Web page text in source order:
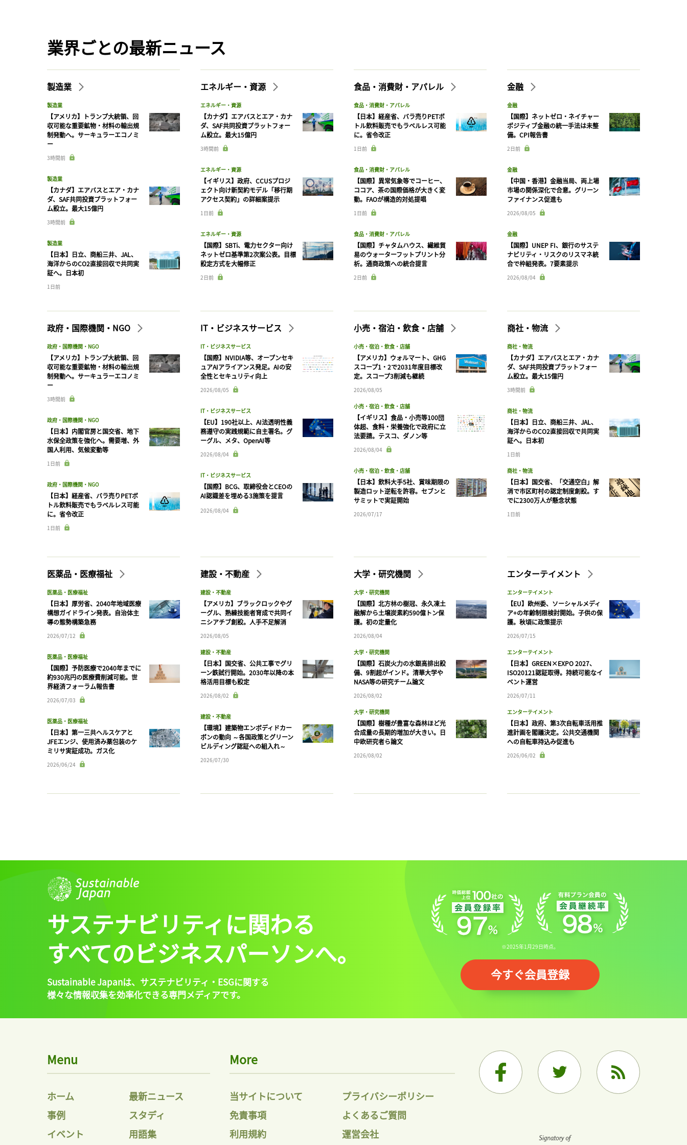
業界ごとの最新ニュース
製造業
製造業
【アメリカ】トランプ大統領、回
収可能な重要鉱物・材料の輸出規
制発動へ。サーキュラーエコノミ
ー
3時間前
製造業
【カナダ】エアバスとエア・カナ
ダ、SAF共同投資プラットフォー
ム設立。最大15億円
3時間前
製造業
【日本】日立、商船三井、JAL、
海洋からのCO2直接回収で共同実
証へ。日本初
1日前
エネルギー・資源
エネルギー・資源
【カナダ】エアバスとエア・カナ
ダ、SAF共同投資プラットフォー
ム設立。最大15億円
3時間前
エネルギー・資源
【イギリス】政府、CCUSプロジ
ェクト向け新契約モデル「移行期
アクセス契約」の詳細案提示
1日前
エネルギー・資源
【国際】SBTi、電力セクター向け
ネットゼロ基準第2次案公表。目標
設定方式を大幅修正
2日前
食品・消費財・アパレル
食品・消費財・アパレル
【日本】経産省、バラ売りPETボ
トル飲料販売でもラベルレス可能
に。省令改正
1日前
食品・消費財・アパレル
【国際】異常気象等でコーヒー、
ココア、茶の国際価格が大きく変
動。FAOが構造的対処提唱
1日前
食品・消費財・アパレル
【国際】チャタムハウス、繊維貿
易のウォーターフットプリント分
析。通商政策への統合提言
2日前
金融
金融
【国際】ネットゼロ・ネイチャー
ポジティブ金融の統一手法は未整
備。CPI報告書
2日前
金融
【中国・香港】金融当局、両上場
市場の関係深化で合意。グリーン
ファイナンス促進も
2026/08/05
金融
【国際】UNEP FI、銀行のサステ
ナビリティ・リスクのリスマネ統
合で枠組発表。7要素提示
2026/08/04
政府・国際機関・NGO
政府・国際機関・NGO
【アメリカ】トランプ大統領、回
収可能な重要鉱物・材料の輸出規
制発動へ。サーキュラーエコノミ
ー
3時間前
政府・国際機関・NGO
【日本】内閣官房と国交省、地下
水保全政策を強化へ。需要増、外
国人利用、気候変動等
1日前
政府・国際機関・NGO
【日本】経産省、バラ売りPETボ
トル飲料販売でもラベルレス可能
に。省令改正
1日前
IT・ビジネスサービス
IT・ビジネスサービス
【国際】NVIDIA等、オープンセキ
ュアAIアライアンス発足。AIの安
全性とセキュリティ向上
2026/08/05
IT・ビジネスサービス
【EU】190社以上、AI法透明性義
務遵守の実践規範に自主署名。グ
ーグル、メタ、OpenAI等
2026/08/04
IT・ビジネスサービス
【国際】BCG、取締役会とCEOの
AI認識差を埋める3施策を提言
2026/08/04
小売・宿泊・飲食・店舗
小売・宿泊・飲食・店舗
【アメリカ】ウォルマート、GHG
スコープ1・2で2031年度目標改
定。スコープ3削減も継続
2026/08/05
小売・宿泊・飲食・店舗
【イギリス】食品・小売等100団
体超、食料・栄養強化で政府に立
法要請。テスコ、ダノン等
2026/08/04
小売・宿泊・飲食・店舗
【日本】飲料大手5社、賞味期限の
製造ロット逆転を許容。セブンと
サミットで実証開始
2026/07/17
商社・物流
商社・物流
【カナダ】エアバスとエア・カナ
ダ、SAF共同投資プラットフォー
ム設立。最大15億円
3時間前
商社・物流
【日本】日立、商船三井、JAL、
海洋からのCO2直接回収で共同実
証へ。日本初
1日前
商社・物流
【日本】国交省、「交通空白」解
消で市区町村の認定制度創設。す
でに2300万人が懸念状態
1日前
医薬品・医療福祉
医薬品・医療福祉
【日本】厚労省、2040年地域医療
構想ガイドライン発表。自治体主
導の態勢構築急務
2026/07/12
医薬品・医療福祉
【国際】予防医療で2040年までに
約930兆円の医療費削減可能。世
界経済フォーラム報告書
2026/07/03
医薬品・医療福祉
【日本】第一三共ヘルスケアと
JFEエンジ、使用済み薬包装のケ
ミリサ実証成功。ガス化
2026/06/24
建設・不動産
建設・不動産
【アメリカ】ブラックロックやグ
ーグル、熟練技能者育成で共同イ
ニシアチブ創設。人手不足解消
2026/08/05
建設・不動産
【日本】国交省、公共工事でグリ
ーン鉄試行開始。2030年以降の本
格活用目標も設定
2026/08/02
建設・不動産
【環境】建築物エンボディドカー
ボンの動向 ～各国政策とグリーン
ビルディング認証への組入れ～
2026/07/30
大学・研究機関
大学・研究機関
【国際】北方林の樹冠、永久凍土
融解から土壌炭素約590億トン保
護。初の定量化
2026/08/04
大学・研究機関
【国際】石炭火力の水銀高排出設
備、9割超がインド。清華大学や
NASA等の研究チーム論文
2026/08/02
大学・研究機関
【国際】樹種が豊富な森林ほど光
合成量の長期的増加が大きい。日
中欧研究者ら論文
2026/08/02
エンターテイメント
エンターテイメント
【EU】欧州委、ソーシャルメディ
ア+の年齢制限検討開始。子供の保
護。秋頃に政策提示
2026/07/15
エンターテイメント
【日本】GREEN×EXPO 2027、
ISO20121認証取得。持続可能なイ
ベント運営
2026/07/11
エンターテイメント
【日本】政府、第3次自転車活用推
進計画を閣議決定。公共交通機関
への自転車持込み促進も
2026/06/02
記事をお気に入りに保存するには
ログインが必要です
会員登録
サステナビリティに関わる
すべてのビジネスパーソンへ。
Sustainable Japanは、 サステナビリティ・ESGに関する
様々な情報収集を効率化できる専門メディアです。
※2025年1月29日時点。
今すぐ会員登録
Menu
ホーム
最新ニュース
事例
スタディ
イベント
用語集
More
当サイトについて
プライバシーポリシー
免責事項
よくあるご質問
利用規約
運営会社